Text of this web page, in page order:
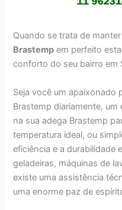
Quando se trata de
Brastemp em perfeito
conforto do seu bairro em
Seja você um apaixonado
Brastemp diariamente,
na sua adega Brastemp
temperatura ideal, ou
eficiência e a durabilidade
geladeiras, máquinas de
existe uma assistência
uma enorme paz de